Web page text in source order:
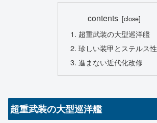
contents
超重武装の大型巡洋艦
珍しい装甲とステルス性
進まない近代化改修
超重武装の大型巡洋艦